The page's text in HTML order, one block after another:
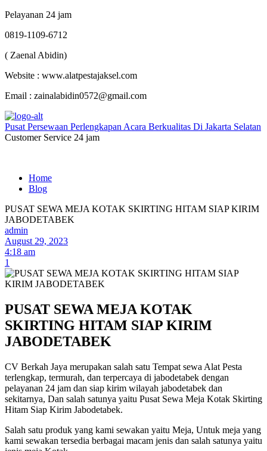
Pelayanan 24 jam
0819-1109-6712
( Zaenal Abidin)
Website : www.alatpestajaksel.com
Email : zainalabidin0572@gmail.com
Pusat Persewaan Perlengkapan Acara Berkualitas Di Jakarta Selatan
Customer Service 24 jam
Home
Blog
PUSAT SEWA MEJA KOTAK SKIRTING HITAM SIAP KIRIM
JABODETABEK
admin
August 29, 2023
4:18 am
1
PUSAT SEWA MEJA KOTAK
SKIRTING HITAM SIAP KIRIM
JABODETABEK
CV Berkah Jaya merupakan salah satu Tempat sewa Alat Pesta
terlengkap, termurah, dan terpercaya di jabodetabek dengan
pelayanan 24 jam dan siap kirim wilayah jabodetabek dan
sekitarnya, Dan salah satunya yaitu Pusat Sewa Meja Kotak Skirting
Hitam Siap Kirim Jabodetabek.
Salah satu produk yang kami sewakan yaitu Meja, Untuk meja yang
kami sewakan tersedia berbagai macam jenis dan salah satunya yaitu